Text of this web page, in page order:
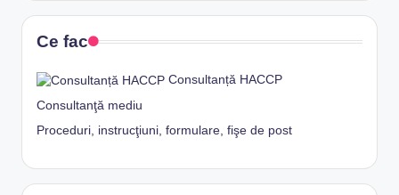
Ce fac
Consultanță HACCP
Consultanţă mediu
Proceduri, instrucţiuni, formulare, fişe de post